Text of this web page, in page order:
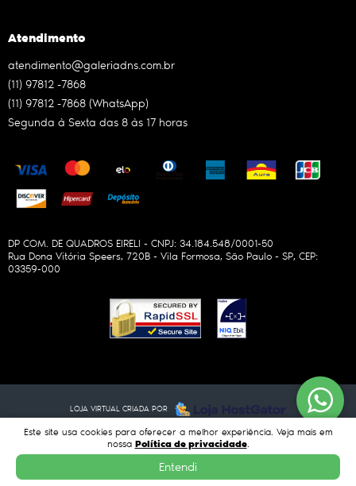
Atendimento
(11) 97812 -7868
(11) 97812 -7868 (WhatsApp)
Segunda à Sexta das 8 às 17 horas
atendimento@galeriadns.com.br
DP COM. DE QUADROS EIRELI - CNPJ: 34.184.548/0001-50
Rua Dona Vitória Speers, 720B - Vila Formosa, São Paulo - SP, CEP:
03359-000
LOJA VIRTUAL CRIADA POR
Este site usa cookies para oferecer a melhor experiência. Veja mais em
nossa Política de privacidade.
Entendi